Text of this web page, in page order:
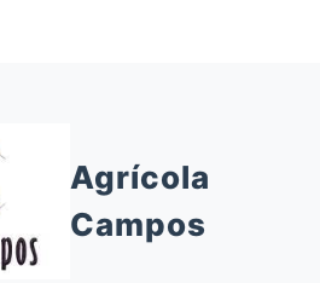
Agrícola
Campos